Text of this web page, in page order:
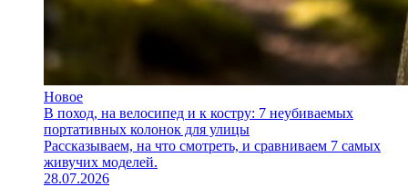
Новое
В поход, на велосипед и к костру: 7 неубиваемых
портативных колонок для улицы
Рассказываем, на что смотреть, и сравниваем 7 самых
живучих моделей.
28.07.2026